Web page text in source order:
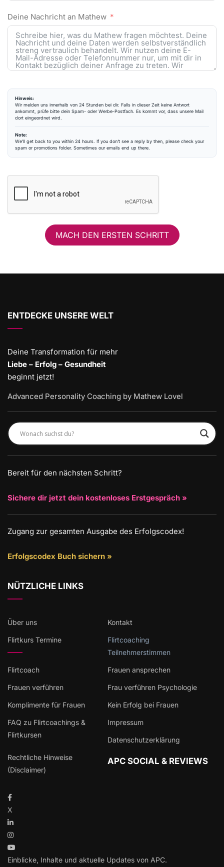
Deine Nachricht an Mathew
Hinweis:
Wir melden uns innerhalb von 24 Stunden bei dir. Falls in dieser Zeit keine Antwort
ankommt, prüfe bitte dein Spam- oder Werbe-Postfach. Es kommt vor, dass unsere Mail
dort eingeordnet wird.
Note:
We’ll get back to you within 24 hours. If you don’t see a reply by then, please check your
spam or promotions folder. Sometimes our emails end up there.
MACH DEN ERSTEN SCHRITT
ENTDECKE UNSERE WELT
Deine Transformation für mehr
Liebe – Erfolg – Gesundheit
beginnt jetzt!
Advanced Personality Coaching by Mathew Lovel
Bereit für den nächsten Schritt?
Sichere dir jetzt dein kostenloses Erstgespräch »
Zugang zur gesamten Ausgabe des Erfolgscodex!
Erfolgscodex Buch sichern »
NÜTZLICHE LINKS
Über uns Kontakt
Flirtkurs Termine
Flirtcoaching
Teilnehmerstimmen
Flirtcoach Frauen ansprechen
Frauen verführen Frau verführen Psychologie
Komplimente für Frauen Kein Erfolg bei Frauen
FAQ zu Flirtcoachings &
Flirtkursen
Impressum
Datenschutzerklärung
Rechtliche Hinweise
(Disclaimer)
APC SOCIAL & REVIEWS
X
Einblicke, Inhalte und aktuelle Updates von APC.